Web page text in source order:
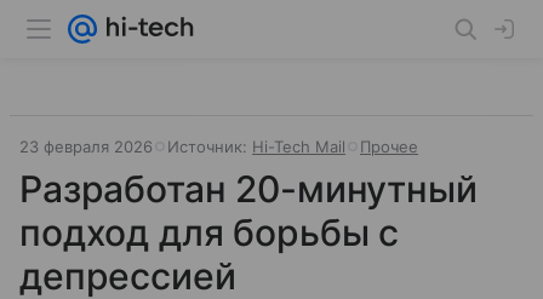
23 февраля 2026 Источник: Hi-Tech Mail Прочее
Разработан 20-минутный
подход для борьбы с
депрессией